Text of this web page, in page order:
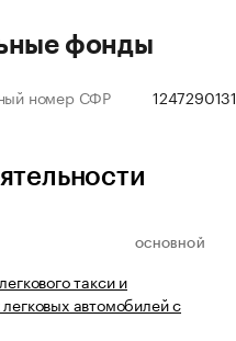
фонды
номер СФР 1247290131
ОСНОВНОЙ
такси и
автомобилей с